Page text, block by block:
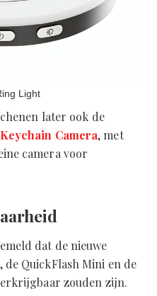
Light
later ook de
Camera, met
camera voor
dat de nieuwe
, de QuickFlash Mini en de
zouden zijn.